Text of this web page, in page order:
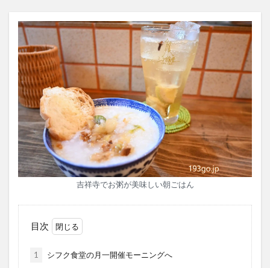
吉祥寺でお粥が美味しい朝ごはん
目次
1 シフク食堂の月一開催モーニングへ